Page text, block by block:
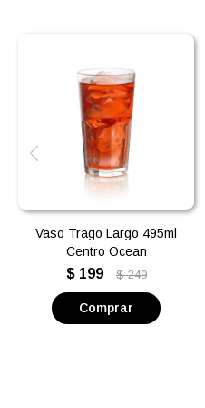
Vaso Trago Largo 495ml
Centro Ocean
$ 199 $ 249